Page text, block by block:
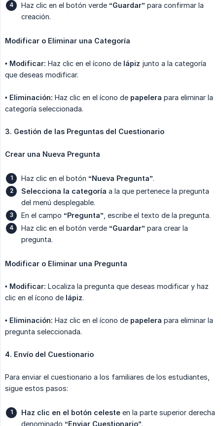
Haz clic en el botón verde “Guardar” para confirmar la
creación.
Modificar o Eliminar una Categoría
• Modificar: Haz clic en el ícono de lápiz junto a la categoría
que deseas modificar.
• Eliminación: Haz clic en el ícono de papelera para eliminar la
categoría seleccionada.
3. Gestión de las Preguntas del Cuestionario
Crear una Nueva Pregunta
Haz clic en el botón “Nueva Pregunta”.
Selecciona la categoría a la que pertenece la pregunta
del menú desplegable.
En el campo “Pregunta” , escribe el texto de la pregunta.
Haz clic en el botón verde “Guardar” para crear la
pregunta.
Modificar o Eliminar una Pregunta
• Modificar: Localiza la pregunta que deseas modificar y haz
clic en el ícono de lápiz.
• Eliminación: Haz clic en el ícono de papelera para eliminar la
pregunta seleccionada.
4. Envío del Cuestionario
Para enviar el cuestionario a los familiares de los estudiantes,
sigue estos pasos:
Haz clic en el botón celeste en la parte superior derecha
denominado “Enviar Cuestionario”.